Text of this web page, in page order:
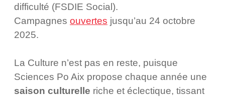
difficulté (FSDIE Social).
Campagnes ouvertes jusqu’au 24 octobre
2025.
La Culture n’est pas en reste, puisque
Sciences Po Aix propose chaque année une
saison culturelle riche et éclectique, tissant